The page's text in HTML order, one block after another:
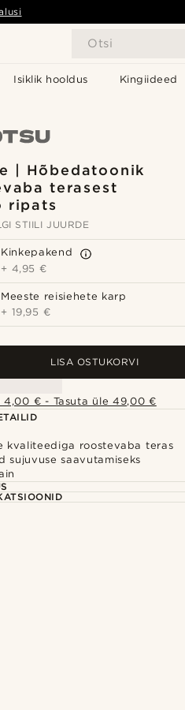
Otsi
Isiklik hooldus Kingiideed
| Hõbedatoonik
terasest
ripats
STIILI JUURDE
Kinkepakend
+ 4,95 €
Meeste reisiehete karp
+ 19,95 €
LISA OSTUKORVI
4,00 € - Tasuta üle 49,00 €
kvaliteediga roostevaba teras
sujuvuse saavutamiseks